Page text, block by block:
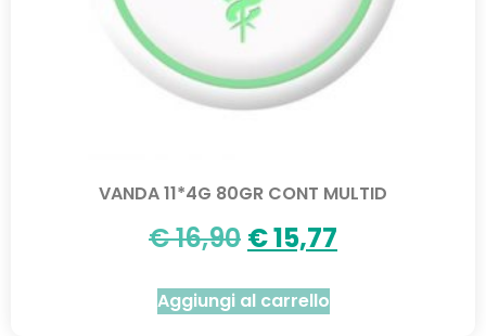
VANDA 11*4G 80GR CONT MULTID
€16,90 €15,77
Aggiungi al carrello